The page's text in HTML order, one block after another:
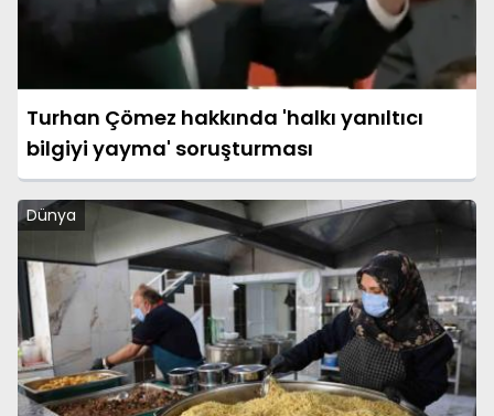
Turhan Çömez hakkında 'halkı yanıltıcı
bilgiyi yayma' soruşturması
Dünya